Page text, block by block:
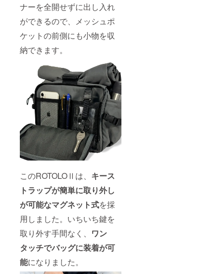
ナーを全開せずに出し入れ
ができるので、メッシュポ
ケットの前側にも小物を収
納できます。
このROTOLOⅡは、 キース
トラップが簡単に取り外し
が可能なマグネット式を採
用しました。いちいち鍵を
取り外す手間なく、 ワン
タッチでバッグに装着が可
能になりました。